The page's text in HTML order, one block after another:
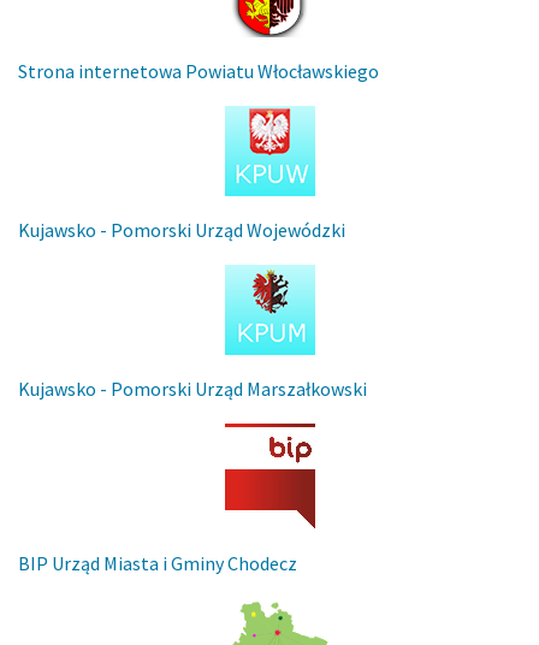
Strona internetowa Powiatu Włocławskiego
Kujawsko - Pomorski Urząd Wojewódzki
Kujawsko - Pomorski Urząd Marszałkowski
BIP Urząd Miasta i Gminy Chodecz